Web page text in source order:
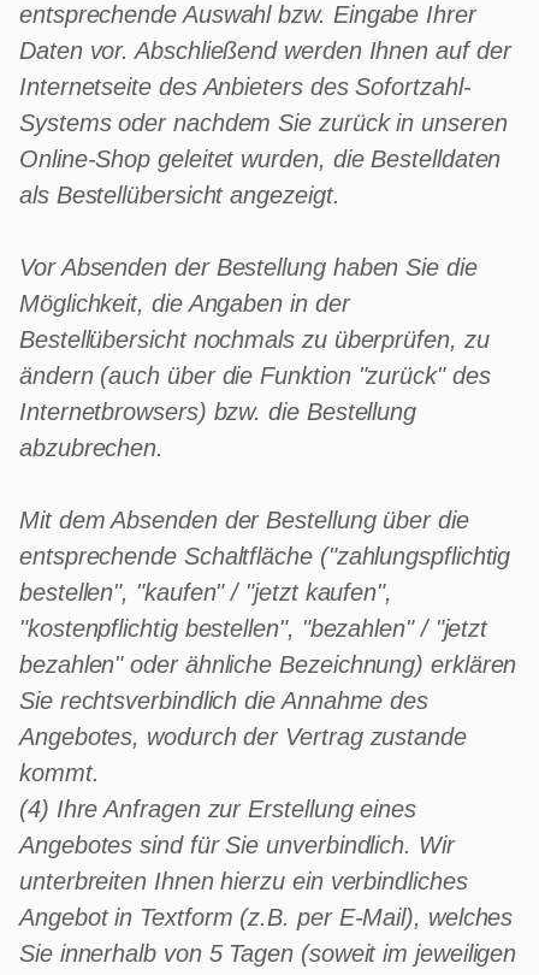
entsprechende Auswahl bzw. Eingabe Ihrer
Daten vor. Abschließend werden Ihnen auf der
Internetseite des Anbieters des Sofortzahl-
Systems oder nachdem Sie zurück in unseren
Online-Shop geleitet wurden, die Bestelldaten
als Bestellübersicht angezeigt.
Vor Absenden der Bestellung haben Sie die
Möglichkeit, die Angaben in der
Bestellübersicht nochmals zu überprüfen, zu
ändern (auch über die Funktion "zurück" des
Internetbrowsers) bzw. die Bestellung
abzubrechen.
Mit dem Absenden der Bestellung über die
entsprechende Schaltfläche ("zahlungspflichtig
bestellen", "kaufen" / "jetzt kaufen",
"kostenpflichtig bestellen", "bezahlen" / "jetzt
bezahlen" oder ähnliche Bezeichnung) erklären
Sie rechtsverbindlich die Annahme des
Angebotes, wodurch der Vertrag zustande
kommt.
(4) Ihre Anfragen zur Erstellung eines
Angebotes sind für Sie unverbindlich. Wir
unterbreiten Ihnen hierzu ein verbindliches
Angebot in Textform (z.B. per E-Mail), welches
Sie innerhalb von 5 Tagen (soweit im jeweiligen